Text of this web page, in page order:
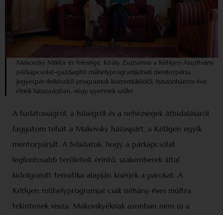
Makovsky Miklós és felesége, Király Zsuzsanna a KétIgen Alapítvány
párkapcsolat-gazdagító műhelyprogramjainak mentorpárja,
jegyespár-felkészítő programok közreműködői; huszonhárom éve
élnek házasságban, négy gyermek szülei
A tudatosságról, a hűségről és a nehézségek áthidalásáról
faggatom tehát a Makovsky házaspárt, a KétIgen egyik
mentorpárját. A feladatuk, hogy a párkapcsolat
legfontosabb területeit érintő, szakemberek által
kidolgozott tematika alapján kísérjék a párokat. A
KétIgen műhelyprogramjai csak néhány éves múltra
tekintenek vissza, Makovskyéknak azonban nem új a